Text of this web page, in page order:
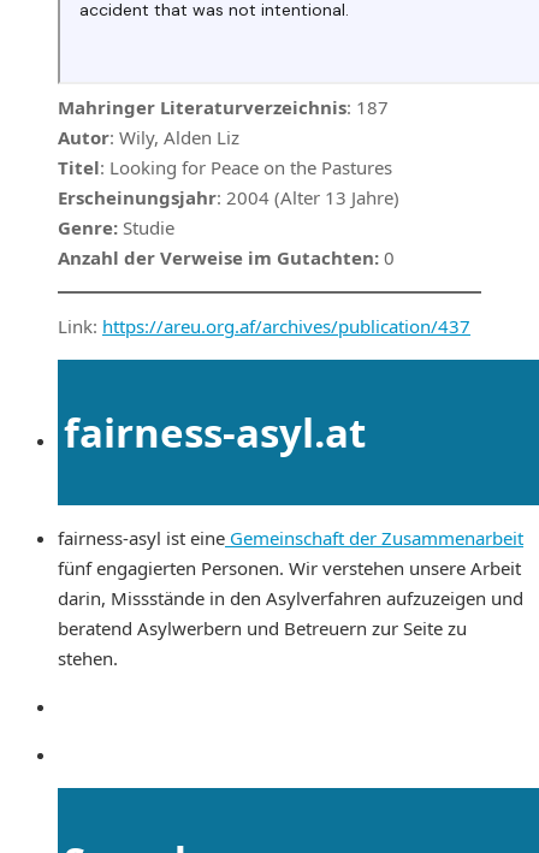
Mahringer Literaturverzeichnis: 187
Autor: Wily, Alden Liz
Titel: Looking for Peace on the Pastures
Erscheinungsjahr: 2004 (Alter 13 Jahre)
Genre: Studie
Anzahl der Verweise im Gutachten: 0
Link: https://areu.org.af/archives/publication/437
fairness-asyl.at
fairness-asyl ist eine Gemeinschaft der Zusammenarbeit
fünf engagierten Personen. Wir verstehen unsere Arbeit
darin, Missstände in den Asylverfahren aufzuzeigen und
beratend Asylwerbern und Betreuern zur Seite zu
stehen.